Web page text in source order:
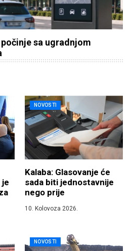
sa ugradnjom
je
NOVOSTI
Kalaba: Glasovanje će
sada biti jednostavnije
nego prije
10. Kolovoza 2026.
NOVOSTI